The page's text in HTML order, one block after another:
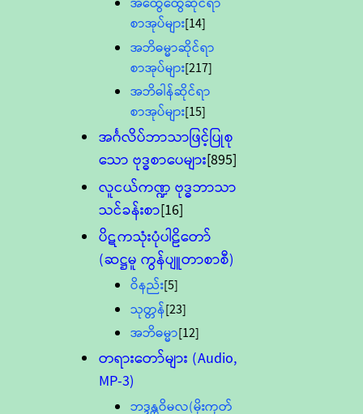
စာအုပ်များ[14]
အဘိဓမ္မာဆိုင်ရာ
စာအုပ်များ[217]
အဘိဓါန်ဆိုင်ရာ
စာအုပ်များ[15]
အင်္ဂလိပ်ဘာသာဖြင့်ပြုစု
သော ဗုဒ္ဓစာပေများ[895]
လူငယ်ကဏ္ဍ ဗုဒ္ဓဘာသာ
သင်ခန်းစာ[16]
ပိဋကသုံးပုံပါဠိတော်
(ဆဋ္ဌမူ ကွန်ပျူတာစာစီ)
ဝိနည်း[5]
သုတ္တန်[23]
အဘိဓမ္မာ[12]
တရားတော်များ (Audio,
MP-3)
ဘဒ္ဒန္တဝိမလ(မိုးကုတ်